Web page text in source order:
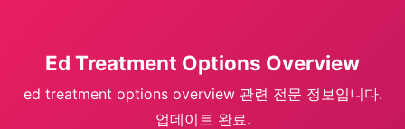
Ed Treatment Options Overview
ed treatment options overview 관련 전문 정보입니다.
업데이트 완료.